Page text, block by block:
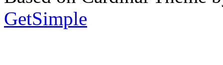
GetSimple